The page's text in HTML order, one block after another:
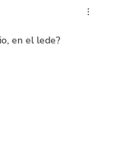
en el lede?